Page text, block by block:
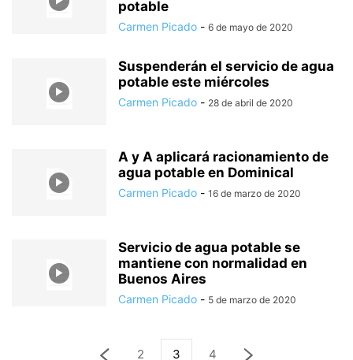
potable
Carmen Picado - 6 de mayo de 2020
Suspenderán el servicio de agua
potable este miércoles
Carmen Picado - 28 de abril de 2020
A y A aplicará racionamiento de
agua potable en Dominical
Carmen Picado - 16 de marzo de 2020
Servicio de agua potable se
mantiene con normalidad en
Buenos Aires
Carmen Picado - 5 de marzo de 2020
2 3 4